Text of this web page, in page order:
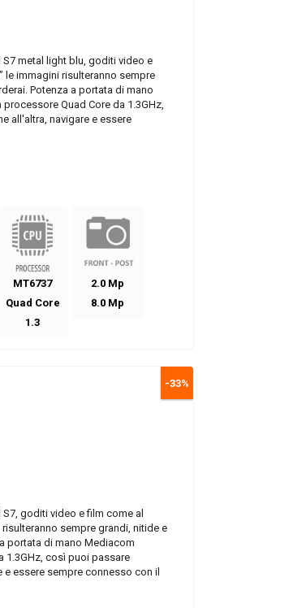
metal light blu, goditi video e
le immagini risulteranno sempre
Potenza a portata di mano
Quad Core da 1.3GHz,
all'altra, navigare e essere
MT6737
Quad Core
1.3
2.0 Mp
8.0 Mp
-33%
goditi video e film come al
sempre grandi, nitide e
portata di mano Mediacom
1.3GHz, così puoi passare
essere sempre connesso con il